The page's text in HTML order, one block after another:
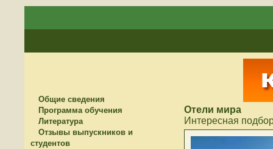
Общие сведения
Программа обучения
Литература
Отзывы выпускников и
студентов
Отели мира
Интересная